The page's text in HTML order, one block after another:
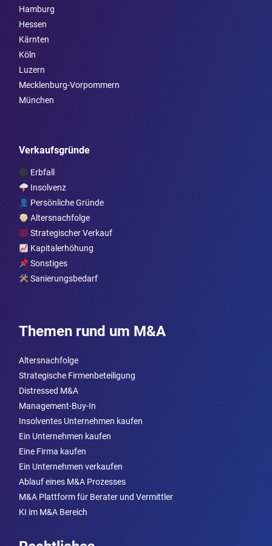
Hamburg
Hessen
Kärnten
Köln
Luzern
Mecklenburg-Vorpommern
München
Verkaufsgründe
Erbfall
Insolvenz
Persönliche Gründe
Altersnachfolge
Strategischer Verkauf
Kapitalerhöhung
Sonstiges
Sanierungsbedarf
Themen rund um M&A
Altersnachfolge
Strategische Firmenbeteiligung
Distressed M&A
Management-Buy-In
Insolventes Unternehmen kaufen
Ein Unternehmen kaufen
Eine Firma kaufen
Ein Unternehmen verkaufen
Ablauf eines M&A Prozesses
M&A Plattform für Berater und Vermittler
KI im M&A Bereich